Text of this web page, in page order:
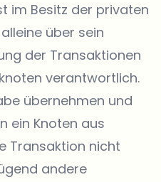
im Besitz der privaten
über sein
der Transaktionen
verantwortlich.
übernehmen und
ein Knoten aus
Transaktion nicht
andere